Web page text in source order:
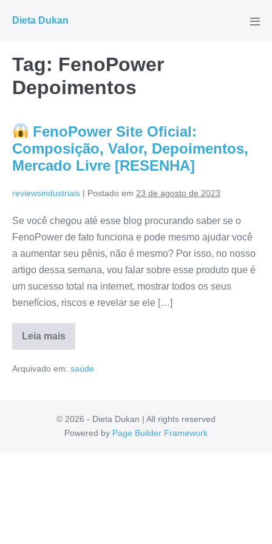
para
conteúdo
Dieta Dukan
Tag: FenoPower
Depoimentos
FenoPower Site Oficial:
Composição, Valor, Depoimentos,
Mercado Livre [RESENHA]
reviewsindustriais | Postado em 23 de agosto de 2023
Se você chegou até esse blog procurando saber se o
FenoPower de fato funciona e pode mesmo ajudar você
a aumentar seu pênis, não é mesmo? Por isso, no nosso
artigo dessa semana, vou falar sobre esse produto que é
um sucesso total na internet, mostrar todos os seus
benefícios, riscos e revelar se ele […]
Leia mais
FenoPower
Oficial:
Livre
[RESENHA]
Arquivado em: saúde
© 2026 - Dieta Dukan | All rights reserved
Powered by Page Builder Framework